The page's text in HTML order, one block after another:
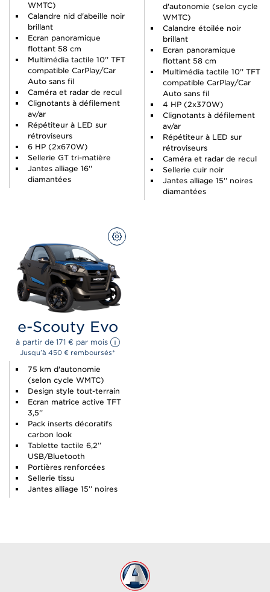
WMTC)
Calandre nid d'abeille noir
brillant
Ecran panoramique
flottant 58 cm
Multimédia tactile 10'' TFT
compatible CarPlay/Car
Auto sans fil
Caméra et radar de recul
Clignotants à défilement
av/ar
Répétiteur à LED sur
rétroviseurs
6 HP (2x670W)
Sellerie GT tri-matière
Jantes alliage 16''
diamantées
d'autonomie (selon cycle
WMTC)
Calandre étoilée noir
brillant
Ecran panoramique
flottant 58 cm
Multimédia tactile 10'' TFT
compatible CarPlay/Car
Auto sans fil
4 HP (2x370W)
Clignotants à défilement
av/ar
Répétiteur à LED sur
rétroviseurs
Caméra et radar de recul
Sellerie cuir noir
Jantes alliage 15'' noires
diamantées
e-Scouty Evo
à partir de 171 € par mois
Jusqu’à 450 € remboursés*
CONFIGUREZ
75 km d'autonomie
(selon cycle WMTC)
Design style tout-terrain
Ecran matrice active TFT
3,5’’
Pack inserts décoratifs
carbon look
Tablette tactile 6,2’’
USB/Bluetooth
Portières renforcées
Sellerie tissu
Jantes alliage 15’’ noires